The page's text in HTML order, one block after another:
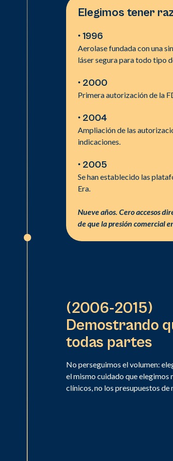
Elegimos tener
• 1996
Aerolase fundada con una
láser segura para todo tipo
• 2000
Primera autorización de la
• 2004
Ampliación de las
indicaciones.
• 2005
Se han establecido las
Era.
Nueve años. Cero accesos
de que la presión comercial
(2006-2015)
Demostrando
todas partes
No perseguimos el volumen:
el mismo cuidado que elegimos
clínicos, no los presupuestos